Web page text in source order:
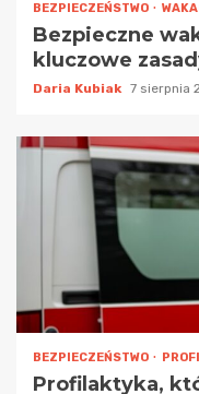
BEZPIECZEŃSTWO
Bezpieczne
kluczowe
Daria Kubiak 7 sierpnia
BEZPIECZEŃSTWO
Profilaktyka,